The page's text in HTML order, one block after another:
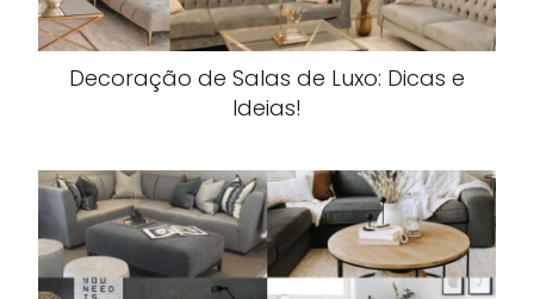
Decoração de Salas de Luxo: Dicas e
Ideias!